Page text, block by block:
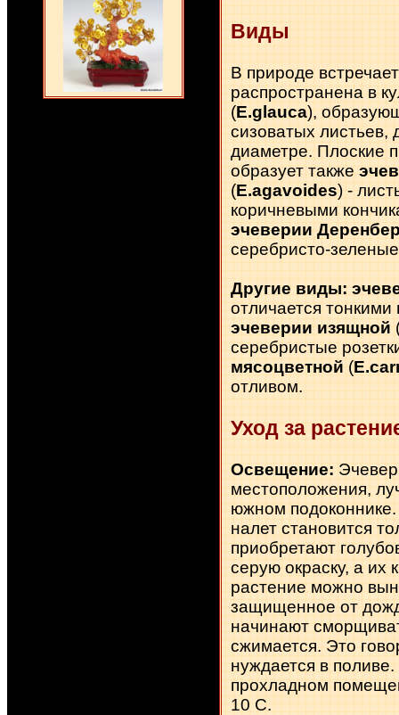
Виды
В природе
распространена в
(E.glauca),
сизоватых
диаметре. Плоские
образует также
(E.agavoides) -
коричневыми
эчеверии
серебристо-
Другие виды:
отличается
эчеверии изящной
серебристые
мясоцветной (
отливом.
Уход за
Освещение:
местоположения,
южном
налет становится
приобретают
серую окраску, а их
растение можно
защищенное от
начинают
сжимается. Это
нуждается в
прохладном
10 С.